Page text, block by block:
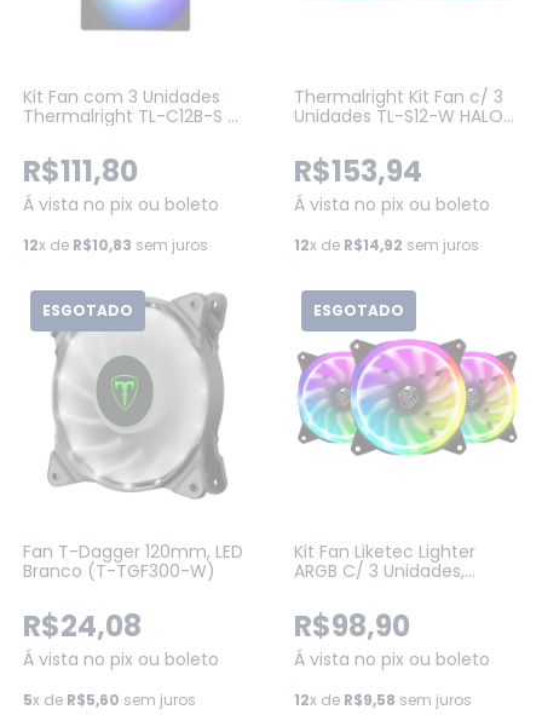
Kit Fan com 3 Unidades
Thermalright TL-C12B-S V3
(TL-C12B-S X3)
R$111,80
Á vista no pix ou boleto
12x de R$10,83 sem juros
Thermalright Kit Fan c/ 3
Unidades TL-S12-W HALO
S12-WX3)
R$153,94
Á vista no pix ou boleto
12x de R$14,92 sem juros
ESGOTADO
Fan T-Dagger 120mm, LED
Branco (T-TGF300-W)
R$24,08
Á vista no pix ou boleto
5x de R$5,60 sem juros
ESGOTADO
Kit Fan Liketec Lighter
ARGB C/ 3 Unidades,
Controladora (LF-
KITARGB-LIGHTER-2007)
R$98,90
Á vista no pix ou boleto
12x de R$9,58 sem juros